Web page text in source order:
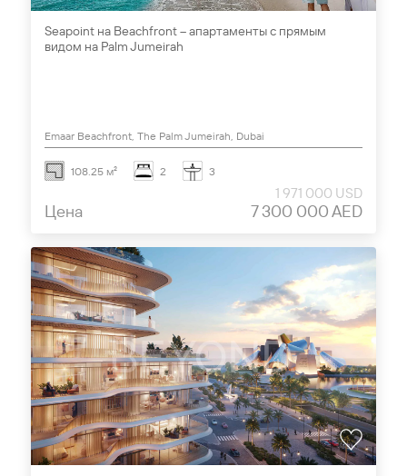
Seapoint на Beachfront – апартаменты с прямым
видом на Palm Jumeirah
Emaar Beachfront, The Palm Jumeirah, Dubai
108.25 м² 2 3
Цена
1 971 000 USD
7 300 000 AED